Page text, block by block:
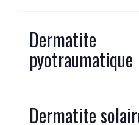
Dermatite
pyotraumatique
Dermatite